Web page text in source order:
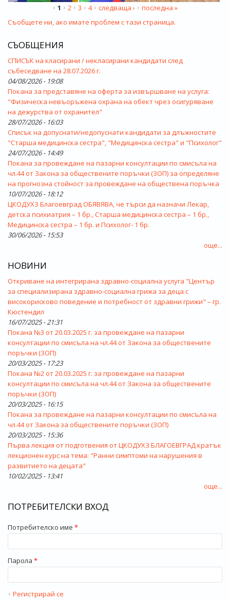
СТРАНИЦИ 1 2 3 4 следваща ›
последна »
Съобщете ни, ако имате проблем с тази страница.
СЪОБЩЕНИЯ
СПИСЪК на класирани / некласирани кандидати след
събеседване на 28.07.2026 г.
04/08/2026 - 19:08
Покана за представяне на оферта за извършване на услуга:
"Физическа невъоръжена охрана на обект чрез осигуряване
на дежурства от охранител"
28/07/2026 - 16:03
Списък на допуснати/недопуснати кандидати за длъжностите
"Старша медицинска сестра", "Медицинска сестра" и "Психолог"
24/07/2026 - 14:49
Покана за провеждане на пазарни консултации по смисъла на
чл.44 от Закона за обществените поръчки (ЗОП) за определяне
на прогнозна стойност за провеждане на обществена поръчка
10/07/2026 - 18:12
ЦКОДУХЗ Благоевград ОБЯВЯВА, че търси да назначи Лекар,
детска психиатрия – 1 бр., Старша медицинска сестра – 1 бр.,
Медицинска сестра – 1 бр. и Психолог- 1 бр.
30/06/2026 - 15:53
още...
НОВИНИ
Откриване на интегрирана здравно-социална услуга "Център
за специализирана здравно-социална грижа за деца с
високорисково поведение и потребност от здравни грижи" – гр.
Кюстендил
16/07/2025 - 21:31
Покана №3 от 20.03.2025 г. за провеждане на пазарни
консултации по смисъла на чл.44 от Закона за обществените
поръчки (ЗОП)
20/03/2025 - 17:23
Покана №2 от 20.03.2025 г. за провеждане на пазарни
консултации по смисъла на чл.44 от Закона за обществените
поръчки (ЗОП)
20/03/2025 - 16:15
Покана за провеждане на пазарни консултации по смисъла на
чл.44 от Закона за обществените поръчки (ЗОП)
20/03/2025 - 15:36
Първа лекция от подготвения от ЦКОДУХЗ БЛАГОЕВГРАД кратък
лекционен курс на тема: "Ранни симптоми на нарушения в
развитието на децата"
10/02/2025 - 13:41
още...
ПОТРЕБИТЕЛСКИ ВХОД
Потребителско име *
Парола *
Регистрирай се